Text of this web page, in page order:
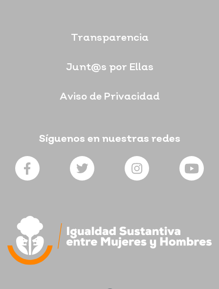
Transparencia
Junt@s por Ellas
Aviso de Privacidad
Síguenos en nuestras redes